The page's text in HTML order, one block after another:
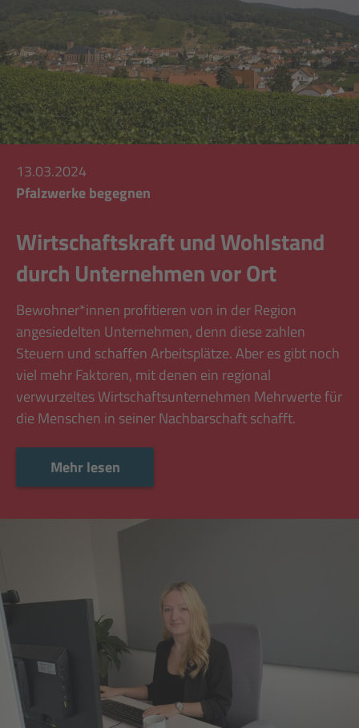
13.03.2024
Pfalzwerke begegnen
Wirtschaftskraft und Wohlstand
durch Unternehmen vor Ort
Bewohner*innen profitieren von in der Region
angesiedelten Unternehmen, denn diese zahlen
Steuern und schaffen Arbeitsplätze. Aber es gibt noch
viel mehr Faktoren, mit denen ein regional
verwurzeltes Wirtschaftsunternehmen Mehrwerte für
die Menschen in seiner Nachbarschaft schafft.
Mehr lesen